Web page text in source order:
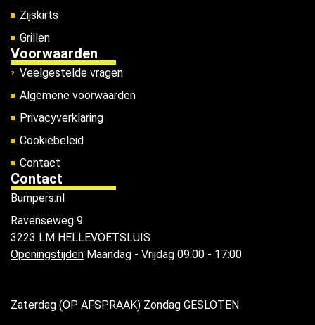
Zijskirts
Grillen
Voorwaarden
Veelgestelde vragen
Algemene voorwaarden
Privacyverklaring
Cookiebeleid
Contact
Contact
Bumpers.nl
Ravenseweg 9
3223 LM HELLEVOETSLUIS
Openingstijden Maandag - Vrijdag 09:00 - 17:00
Zaterdag (OP AFSPRAAK) Zondag GESLOTEN